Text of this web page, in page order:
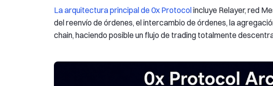
La arquitectura principal de 0x Protocolincluye Relayer, red
del reenvío de órdenes, el intercambio de órdenes, la
chain, haciendo posible un flujo de trading totalmente